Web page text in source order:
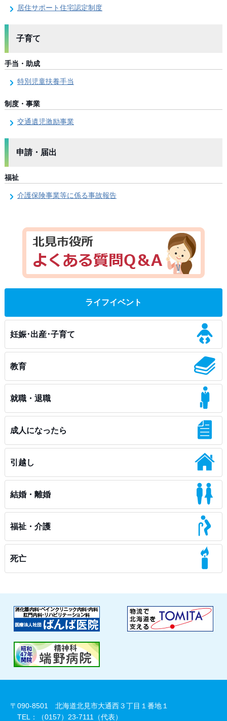
居住サポート住宅認定制度
子育て
手当・助成
特別児童扶養手当
制度・事業
交通遺児激励事業
申請・届出
福祉
介護保険事業等に係る事故報告
ライフイベント
妊娠･出産･子育て
教育
就職・退職
成人になったら
引越し
結婚・離婚
福祉・介護
死亡
〒090-8501 北海道北見市大通西３丁目１番地１
TEL：（0157）23-7111（代表）